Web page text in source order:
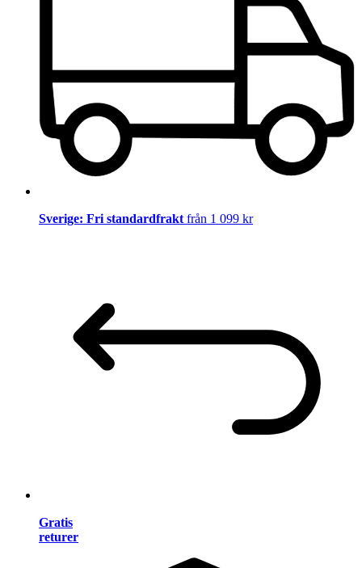
Sverige: Fri standardfrakt från 1 099 kr
Gratis
returer